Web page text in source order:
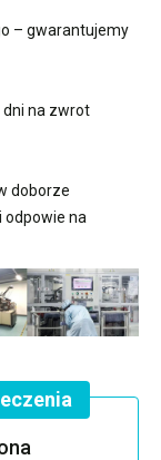
– gwarantujemy
na zwrot
doborze
odpowie na